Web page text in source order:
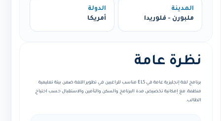
المدينة
ملبورن - فلوريدا
الدولة
أمريكا
نظرة عامة
برنامج لغة إنجليزية عامة في ELS مناسب للراغبين في تطوير اللغة ضمن بيئة تعليمية
منظمة، مع إمكانية تخصيص مدة البرنامج والسكن والتأمين والاستقبال حسب احتياج
الطالب.